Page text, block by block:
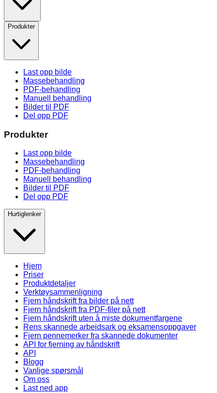
Produkter
Last opp bilde
Massebehandling
PDF-behandling
Manuell behandling
Bilder til PDF
Del opp PDF
Produkter
Last opp bilde
Massebehandling
PDF-behandling
Manuell behandling
Bilder til PDF
Del opp PDF
Hurtiglenker
Hjem
Priser
Produktdetaljer
Verktøysammenligning
Fjern håndskrift fra bilder på nett
Fjern håndskrift fra PDF-filer på nett
Fjern håndskrift uten å miste dokumentfargene
Rens skannede arbeidsark og eksamensoppgaver
Fjern pennemerker fra skannede dokumenter
API for fjerning av håndskrift
API
Blogg
Vanlige spørsmål
Om oss
Last ned app